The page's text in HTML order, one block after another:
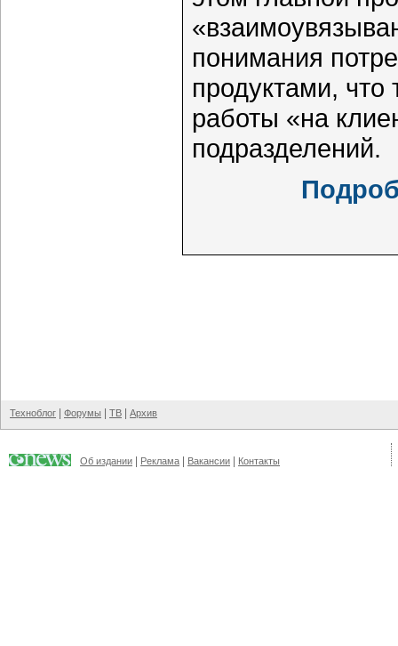
понимания
продуктами, что
работы «на
подразделений.
Техноблог Форумы ТВ Архив
Об издании Реклама Вакансии Контакты